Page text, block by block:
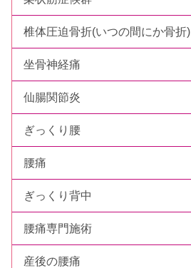
椎体圧迫骨折(いつの間にか骨折)
坐骨神経痛
仙腸関節炎
ぎっくり腰
腰痛
ぎっくり背中
腰痛専門施術
産後の腰痛